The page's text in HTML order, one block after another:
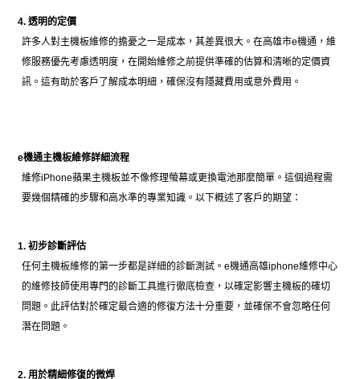
4. 透明的定價
許多人對主機板維修的擔憂之一是成本，其差異很大。在高雄市e機通，維
修服務優先考慮透明度，在開始維修之前提供準確的估算和清晰的定價資
訊。這有助於客戶了解成本明細，確保沒有隱藏費用或意外費用。
e機通主機板維修詳細流程
維修iPhone蘋果主機板並不像修理螢幕或更換電池那麼簡單。這個過程需
要幾個精確的步驟和高水準的專業知識。以下概述了客戶的期望：
1. 初步診斷評估
任何主機板維修的第一步都是詳細的診斷測試。e機通高雄iphone維修中心
的維修技師使用專門的診斷工具進行徹底檢查，以確定影響主機板的確切
問題。此評估對於確定最合適的修復方法十分重要，並確保不會忽略任何
潛在問題。
2. 用於精細修復的微焊